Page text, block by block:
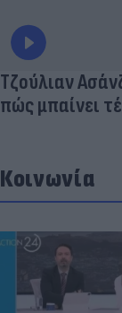
Τζούλιαν
πώς μπαίνει
Κοινωνία